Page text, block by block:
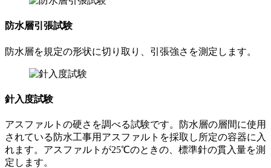
防水層引張試験
防水層を規定の形状に切り取り、引張強さを測定します。
針入度試験
アスファルトの硬さを調べる試験です。防水層の層間に使用
されている防水工事用アスファルトを採取し所定の容器に入
れます。アスファルトが25℃のときの、標準針の貫入量を測
定します。